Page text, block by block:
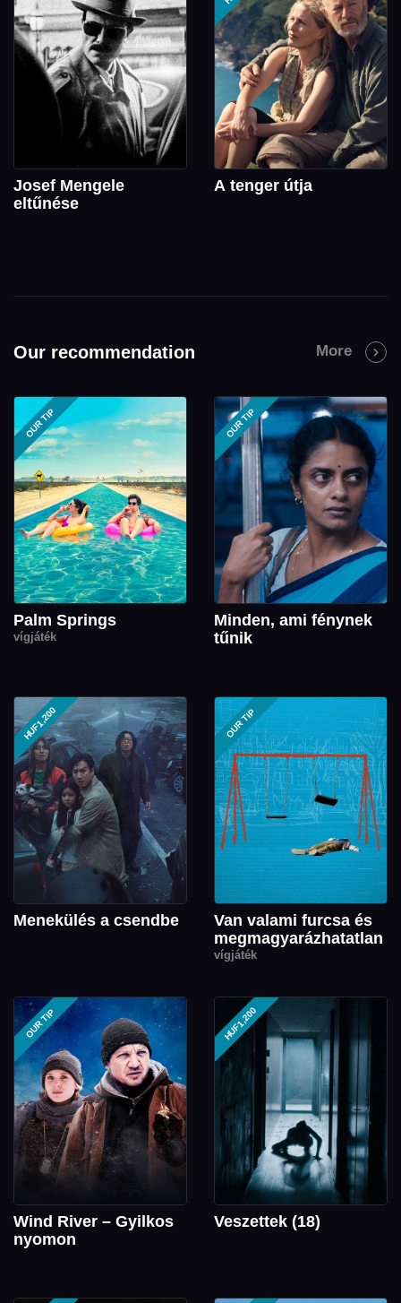
Josef Mengele
eltűnése
A tenger útja
Our recommendation More
OUR TIP
Palm Springs
vígjáték
OUR TIP
Minden, ami fénynek
tűnik
HUF1,200
Menekülés a csendbe
OUR TIP
Van valami furcsa és
megmagyarázhatatlan
vígjáték
OUR TIP
Wind River – Gyilkos
nyomon
HUF1,200
Veszettek (18)